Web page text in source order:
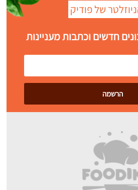
של פודיק
חדשים וכתבות מעניינות